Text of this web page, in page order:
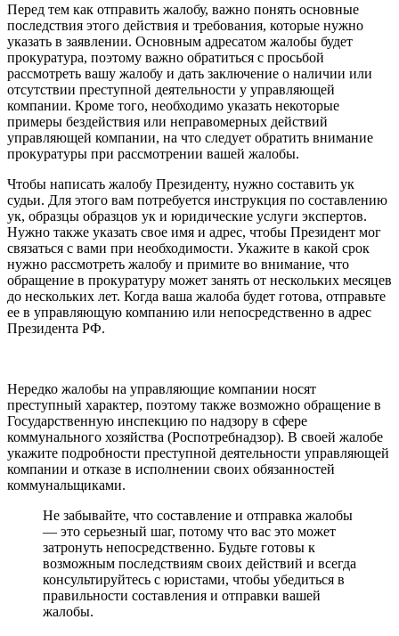
Перед тем как отправить жалобу, важно понять основные
последствия этого действия и требования, которые нужно
указать в заявлении. Основным адресатом жалобы будет
прокуратура, поэтому важно обратиться с просьбой
рассмотреть вашу жалобу и дать заключение о наличии или
отсутствии преступной деятельности у управляющей
компании. Кроме того, необходимо указать некоторые
примеры бездействия или неправомерных действий
управляющей компании, на что следует обратить внимание
прокуратуры при рассмотрении вашей жалобы.
Чтобы написать жалобу Президенту, нужно составить ук
судьи. Для этого вам потребуется инструкция по составлению
ук, образцы образцов ук и юридические услуги экспертов.
Нужно также указать свое имя и адрес, чтобы Президент мог
связаться с вами при необходимости. Укажите в какой срок
нужно рассмотреть жалобу и примите во внимание, что
обращение в прокуратуру может занять от нескольких месяцев
до нескольких лет. Когда ваша жалоба будет готова, отправьте
ее в управляющую компанию или непосредственно в адрес
Президента РФ.
Нередко жалобы на управляющие компании носят
преступный характер, поэтому также возможно обращение в
Государственную инспекцию по надзору в сфере
коммунального хозяйства (Роспотребнадзор). В своей жалобе
укажите подробности преступной деятельности управляющей
компании и отказе в исполнении своих обязанностей
коммунальщиками.
Не забывайте, что составление и отправка жалобы
— это серьезный шаг, потому что вас это может
затронуть непосредственно. Будьте готовы к
возможным последствиям своих действий и всегда
консультируйтесь с юристами, чтобы убедиться в
правильности составления и отправки вашей
жалобы.